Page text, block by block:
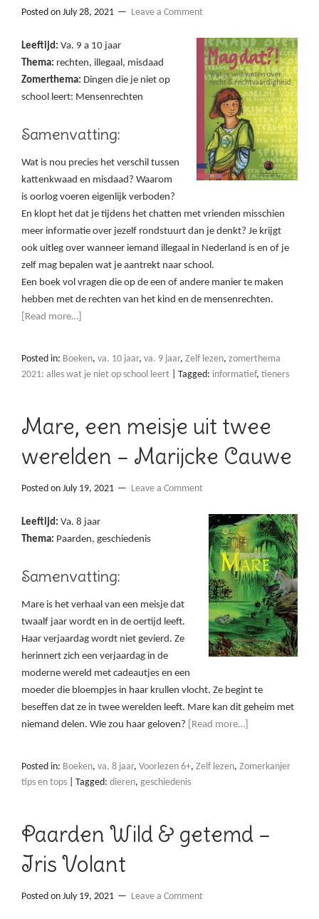
Posted on July 28, 2021 Leave a Comment
Leeftijd: Va. 9 a 10 jaar
Thema: rechten, illegaal, misdaad
Zomerthema: Dingen die je niet op
school leert: Mensenrechten
Samenvatting:
Wat is nou precies het verschil tussen
kattenkwaad en misdaad? Waarom
is oorlog voeren eigenlijk verboden?
En klopt het dat je tijdens het chatten met vrienden misschien
meer informatie over jezelf rondstuurt dan je denkt? Je krijgt
ook uitleg over wanneer iemand illegaal in Nederland is en of je
zelf mag bepalen wat je aantrekt naar school.
Een boek vol vragen die op de een of andere manier te maken
hebben met de rechten van het kind en de mensenrechten.
[Read more…]
Posted in: Boeken, va. 10 jaar, va. 9 jaar, Zelf lezen, zomerthema
2021: alles wat je niet op school leert
Tagged: informatief, tieners
Mare, een meisje uit twee
werelden – Marijcke Cauwe
Posted on July 19, 2021 Leave a Comment
Leeftijd: Va. 8 jaar
Thema: Paarden, geschiedenis
Samenvatting:
Mare is het verhaal van een meisje dat
twaalf jaar wordt en in de oertijd leeft.
Haar verjaardag wordt niet gevierd. Ze
herinnert zich een verjaardag in de
moderne wereld met cadeautjes en een
moeder die bloempjes in haar krullen vlocht. Ze begint te
beseffen dat ze in twee werelden leeft. Mare kan dit geheim met
niemand delen. Wie zou haar geloven?
[Read more…]
Posted in: Boeken, va. 8 jaar, Voorlezen 6+, Zelf lezen, Zomerkanjer
tips en tops
Tagged: dieren, geschiedenis
Paarden Wild & getemd –
Iris Volant
Posted on July 19, 2021 Leave a Comment